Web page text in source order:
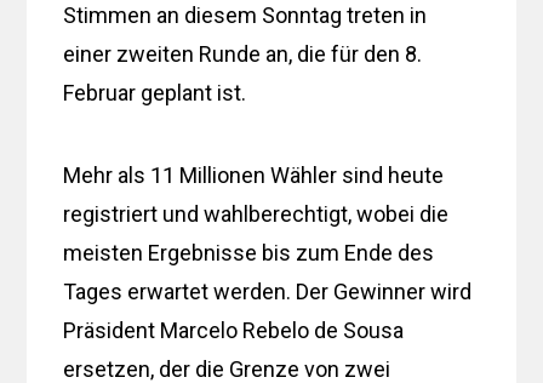
Stimmen an diesem Sonntag treten in
einer zweiten Runde an, die für den 8.
Februar geplant ist.
Mehr als 11 Millionen Wähler sind heute
registriert und wahlberechtigt, wobei die
meisten Ergebnisse bis zum Ende des
Tages erwartet werden. Der Gewinner wird
Präsident Marcelo Rebelo de Sousa
ersetzen, der die Grenze von zwei